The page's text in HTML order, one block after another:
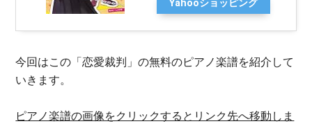
Yahooショッピング
今回はこの「恋愛裁判」の無料のピアノ楽譜を紹介して
いきます。
ピアノ楽譜の画像をクリックするとリンク先へ移動しま